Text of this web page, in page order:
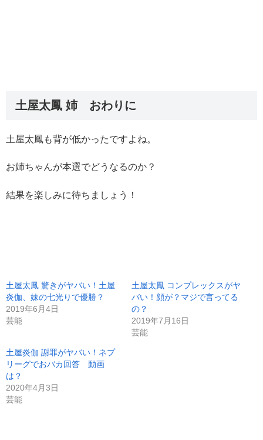
土屋太鳳 姉 おわりに
土屋太鳳も背が低かったですよね。
お姉ちゃんが本選でどうなるのか？
結果を楽しみに待ちましょう！
土屋太鳳 驚きがヤバい！土屋
炎伽、妹の七光りで優勝？
2019年6月4日
芸能
土屋太鳳 コンプレックスがヤ
バい！顔が？マジで言ってる
の？
2019年7月16日
芸能
土屋炎伽 謝罪がヤバい！ネプ
リーグでおバカ回答 動画
は？
2020年4月3日
芸能